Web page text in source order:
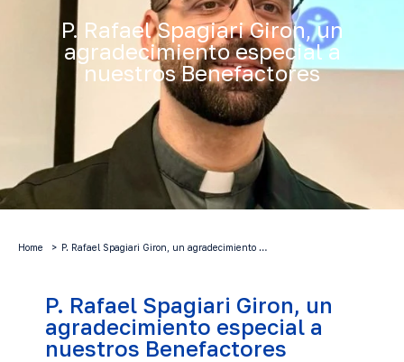
P. Rafael Spagiari Giron, un
agradecimiento especial a
nuestros Benefactores
Home P. Rafael Spagiari Giron, un agradecimiento …
P. Rafael Spagiari Giron, un
agradecimiento especial a
nuestros Benefactores